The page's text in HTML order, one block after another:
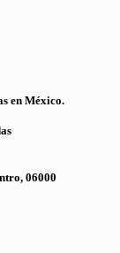
en México.
06000